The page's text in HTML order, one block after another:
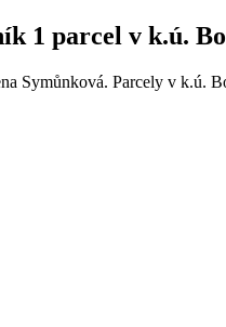
1 parcel v k.ú.
Symůnková. Parcely v k.ú.